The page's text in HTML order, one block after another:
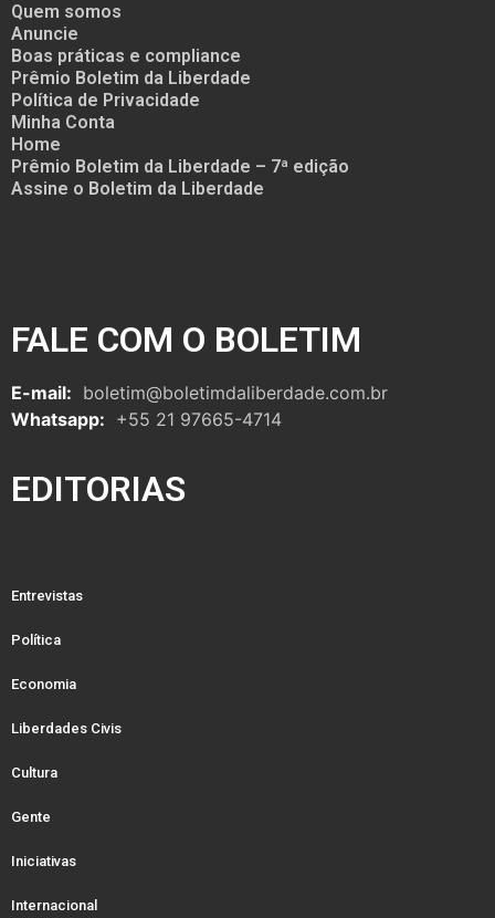
Quem somos
Anuncie
Boas práticas e compliance
Prêmio Boletim da Liberdade
Política de Privacidade
Minha Conta
Home
Prêmio Boletim da Liberdade – 7ª edição
Assine o Boletim da Liberdade
FALE COM O BOLETIM
E-mail: boletim@boletimdaliberdade.com.br
Whatsapp: +55 21 97665-4714
EDITORIAS
Entrevistas
Política
Economia
Liberdades Civis
Cultura
Gente
Iniciativas
Internacional